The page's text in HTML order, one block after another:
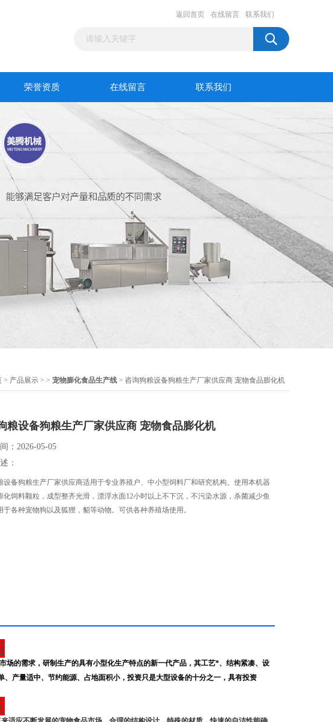
返回首页 在线留言 联系我们
荣誉资质 在线留言 联系我们
> 产品展示 > > 宠物膨化食品生产线 > 咨询狗粮设备狗粮生产厂家供应商 宠物食品膨化机
粮设备狗粮生产厂家供应商 宠物食品膨化机
：2026-05-05
：
设备狗粮生产厂家供应商适用于专业养殖户、中小型饲料厂和研究机构。使用本机器
化饲料颗粒，成型整齐光滑，漂浮水面12小时以上不下沉，不污染水源，杀菌减少鱼
于各种宠物狗以及狐狸，貂等动物。可供各种养殖场使用。
场的需求，研制生产的具有小型化生产特点的新一代产品，其工艺*、结构紧凑、设
产量适中、节约能源、占地面积小，投资只是大型设备的十分之一，具有投资